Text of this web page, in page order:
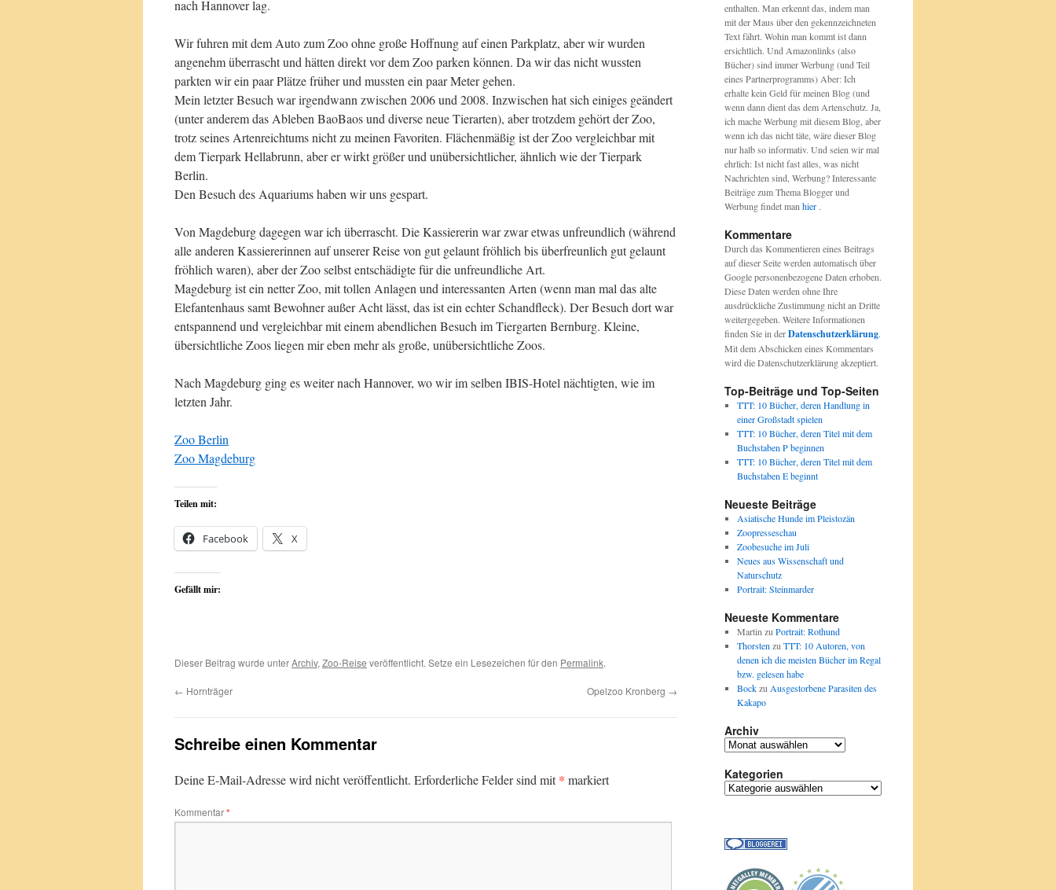
nach Hannover lag.
Wir fuhren mit dem Auto zum Zoo ohne große Hoffnung auf einen Parkplatz, aber wir wurden
angenehm überrascht und hätten direkt vor dem Zoo parken können. Da wir das nicht wussten
parkten wir ein paar Plätze früher und mussten ein paar Meter gehen.
Mein letzter Besuch war irgendwann zwischen 2006 und 2008. Inzwischen hat sich einiges geändert
(unter anderem das Ableben BaoBaos und diverse neue Tierarten), aber trotzdem gehört der Zoo,
trotz seines Artenreichtums nicht zu meinen Favoriten. Flächenmäßig ist der Zoo vergleichbar mit
dem Tierpark Hellabrunn, aber er wirkt größer und unübersichtlicher, ähnlich wie der Tierpark
Berlin.
Den Besuch des Aquariums haben wir uns gespart.
Von Magdeburg dagegen war ich überrascht. Die Kassiererin war zwar etwas unfreundlich (während
alle anderen Kassiererinnen auf unserer Reise von gut gelaunt fröhlich bis überfreunlich gut gelaunt
fröhlich waren), aber der Zoo selbst entschädigte für die unfreundliche Art.
Magdeburg ist ein netter Zoo, mit tollen Anlagen und interessanten Arten (wenn man mal das alte
Elefantenhaus samt Bewohner außer Acht lässt, das ist ein echter Schandfleck). Der Besuch dort war
entspannend und vergleichbar mit einem abendlichen Besuch im Tiergarten Bernburg. Kleine,
übersichtliche Zoos liegen mir eben mehr als große, unübersichtliche Zoos.
Nach Magdeburg ging es weiter nach Hannover, wo wir im selben IBIS-Hotel nächtigten, wie im
letzten Jahr.
Zoo Berlin
Zoo Magdeburg
Teilen mit:
Facebook X
Gefällt mir:
Dieser Beitrag wurde unterArchiv, Zoo-Reise veröffentlicht. Setze ein Lesezeichen für den Permalink.
← Hornträger Opelzoo Kronberg →
Schreibe einen Kommentar
Deine E-Mail-Adresse wird nicht veröffentlicht. Erforderliche Felder sind mit* markiert
Kommentar*
enthalten. Man erkennt das, indem man
mit der Maus über den gekennzeichneten
Text fährt. Wohin man kommt ist dann
ersichtlich. Und Amazonlinks (also
Bücher) sind immer Werbung (und Teil
eines Partnerprogramms) Aber: Ich
erhalte kein Geld für meinen Blog (und
wenn dann dient das dem Artenschutz. Ja,
ich mache Werbung mit diesem Blog, aber
wenn ich das nicht täte, wäre dieser Blog
nur halb so informativ. Und seien wir mal
ehrlich: Ist nicht fast alles, was nicht
Nachrichten sind, Werbung? Interessante
Beiträge zum Thema Blogger und
Werbung findet man hier .
Kommentare
Durch das Kommentieren eines Beitrags
auf dieser Seite werden automatisch über
Google personenbezogene Daten erhoben.
Diese Daten werden ohne Ihre
ausdrückliche Zustimmung nicht an Dritte
weitergegeben. Weitere Informationen
finden Sie in derDatenschutzerklärung.
Mit dem Abschicken eines Kommentars
wird die Datenschutzerklärung akzeptiert.
Top-Beiträge und Top-Seiten
TTT: 10 Bücher, deren Handlung in
einer Großstadt spielen
TTT: 10 Bücher, deren Titel mit dem
Buchstaben P beginnen
TTT: 10 Bücher, deren Titel mit dem
Buchstaben E beginnt
Neueste Beiträge
Asiatische Hunde im Pleistozän
Zoopresseschau
Zoobesuche im Juli
Neues aus Wissenschaft und
Naturschutz
Portrait: Steinmarder
Neueste Kommentare
Martin zu Portrait: Rothund
Thorsten zu TTT: 10 Autoren, von
denen ich die meisten Bücher im Regal
bzw. gelesen habe
Bockzu Ausgestorbene Parasiten des
Kakapo
Archiv
Archiv
Kategorien
Kategorien